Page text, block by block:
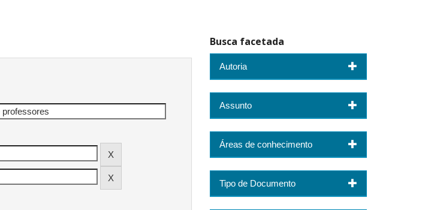
Busca facetada
Autoria
Assunto
Áreas de conhecimento
Tipo de Documento